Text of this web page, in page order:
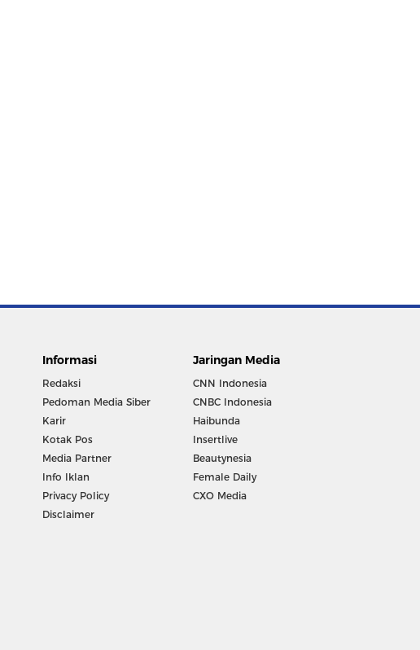
Informasi
Redaksi
Pedoman Media Siber
Karir
Kotak Pos
Media Partner
Info Iklan
Privacy Policy
Disclaimer
Jaringan Media
CNN Indonesia
CNBC Indonesia
Haibunda
Insertlive
Beautynesia
Female Daily
CXO Media